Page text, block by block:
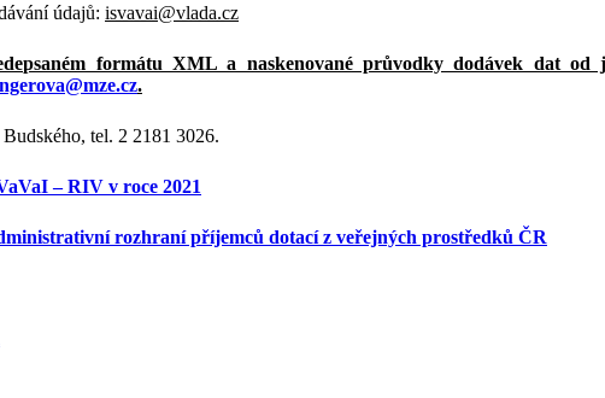
údajů: isvavai@vlada.cz
formátu XML a naskenované průvodky dodávek dat od
.
tel. 2 2181 3026.
– RIV v roce 2021
rozhraní příjemců dotací z veřejných prostředků ČR